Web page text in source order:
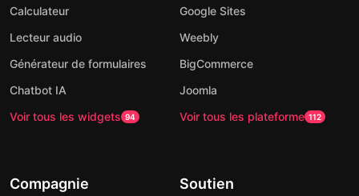
Calculateur
Lecteur audio
Générateur de formulaires
Chatbot IA
Voir tous les widgets 94
Google Sites
Weebly
BigCommerce
Joomla
Voir tous les plateforme 112
Compagnie Soutien